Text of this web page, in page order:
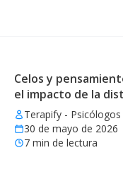
Celos y
el impacto de la
Terapify - Psicólogos
30 de mayo de 2026
7min de lectura